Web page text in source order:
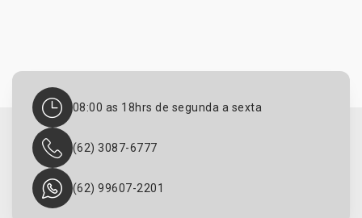
08:00 as 18hrs de segunda a sexta
(62) 3087-6777
(62) 99607-2201